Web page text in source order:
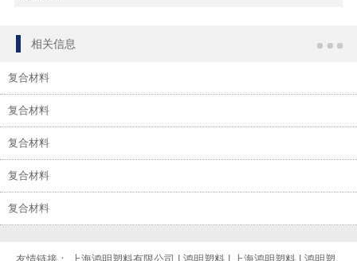
相关信息
复合材料
复合材料
复合材料
复合材料
复合材料